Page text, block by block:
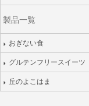
製品一覧
おぎない食
グルテンフリースイーツ
丘のよこはま